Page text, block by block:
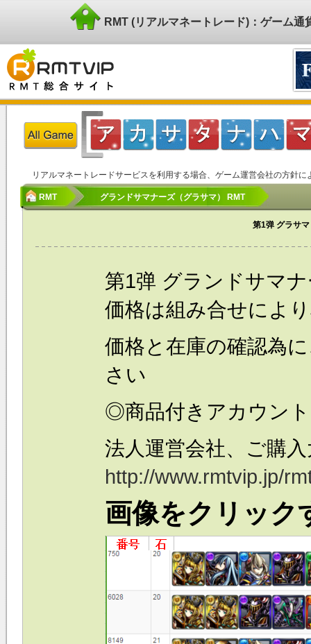
RMT (リアルマネートレード)：ゲーム
リアルマネートレードサービスを利用する場合、ゲーム運営会社の方針
RMT グランドサマナーズ（グラサマ） RMT
第1弹 グラサ
第1弹 グランドサマ
価格は組み合せによ
価格と在庫の確認為
さい
◎商品付きアカウン
法人運営会社、ご購
http://www.rmtvip.jp/
画像をクリック